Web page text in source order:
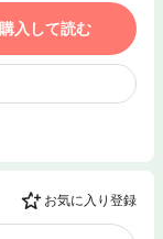
購入して読む
お気に入り登録